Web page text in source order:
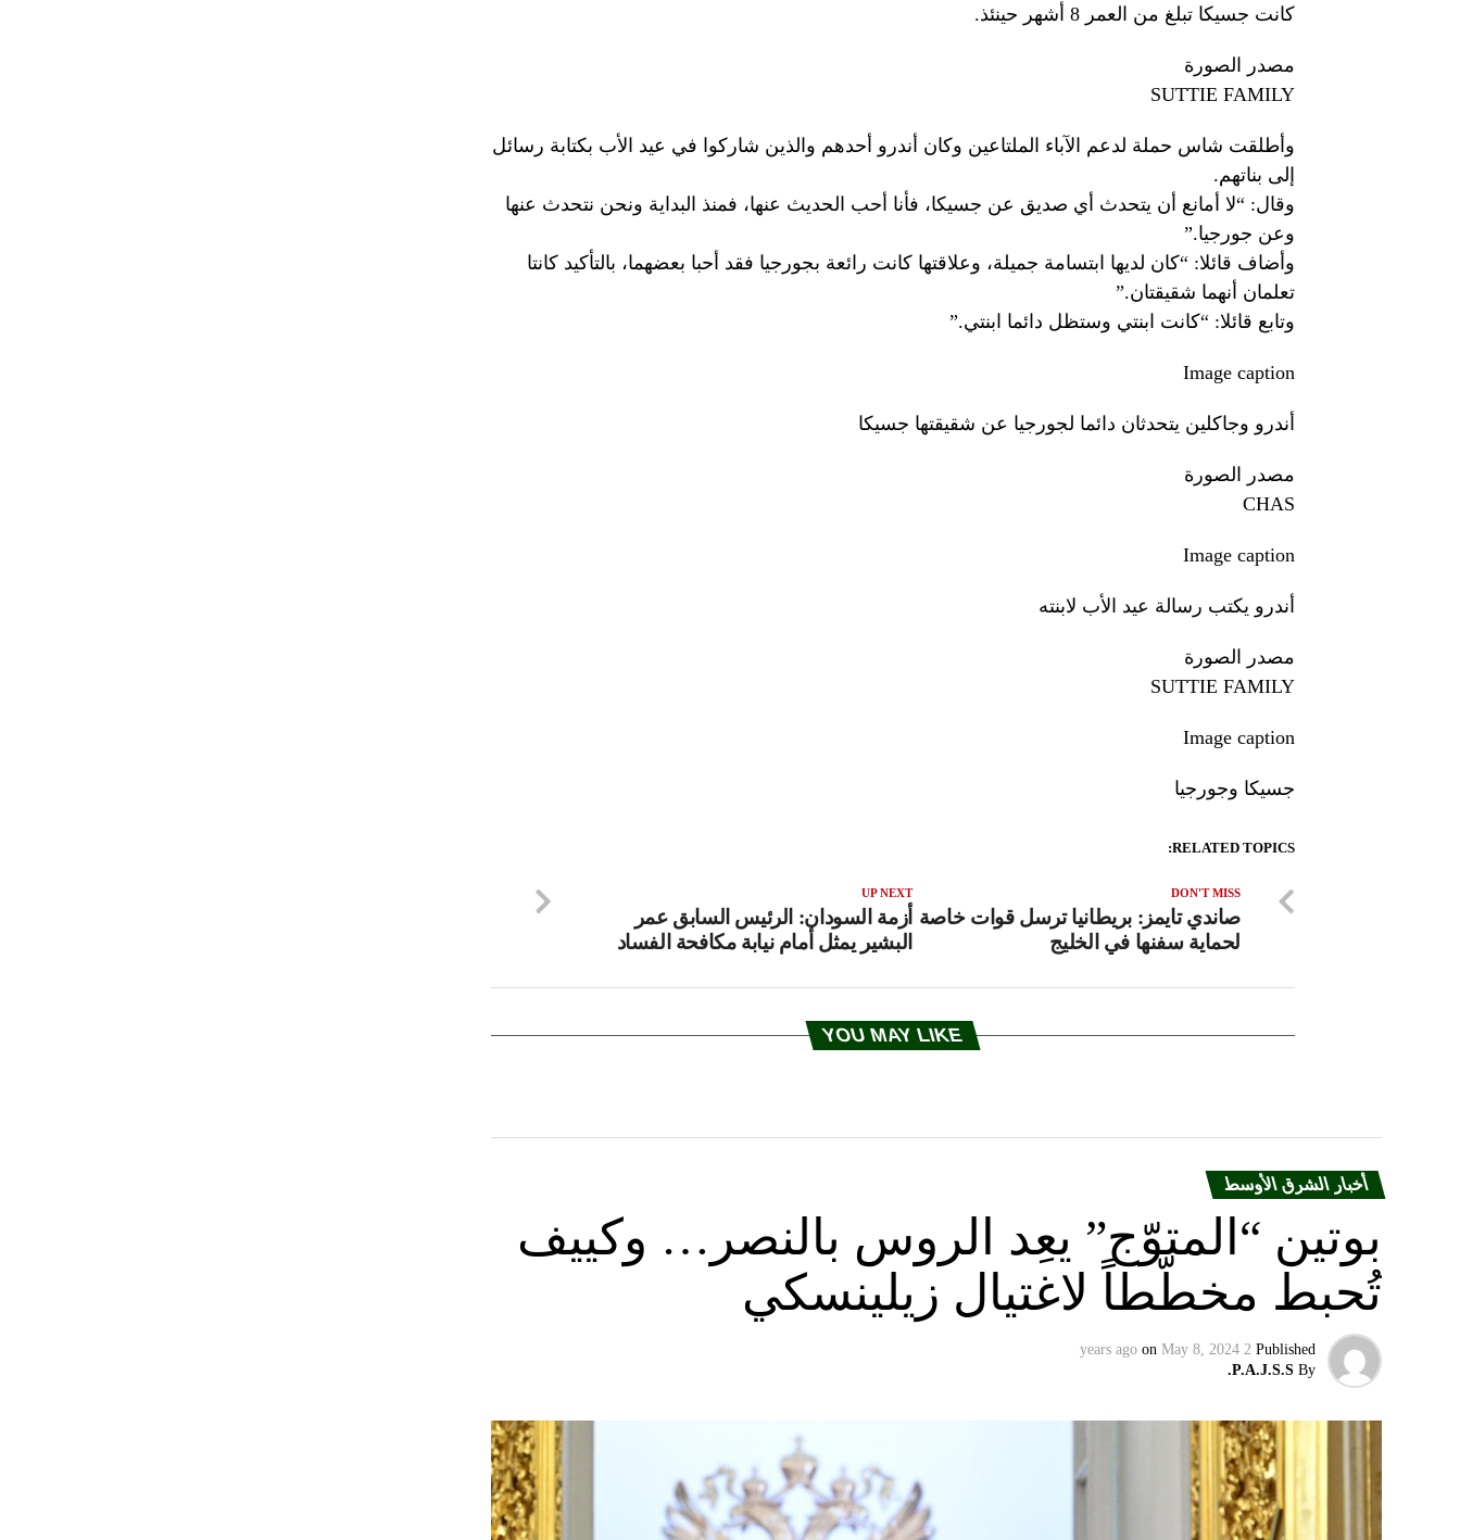
كانت جسيكا تبلغ من العمر 8 أشهر حينئذ.
مصدر الصورة
SUTTIE FAMILY
وأطلقت شاس حملة لدعم الآباء الملتاعين وكان أندرو أحدهم والذين شاركوا في عيد الأب بكتابة رسائل
إلى بناتهم.
وقال: “لا أمانع أن يتحدث أي صديق عن جسيكا، فأنا أحب الحديث عنها، فمنذ البداية ونحن نتحدث عنها
وعن جورجيا.”
وأضاف قائلا: “كان لديها ابتسامة جميلة، وعلاقتها كانت رائعة بجورجيا فقد أحبا بعضهما، بالتأكيد كانتا
تعلمان أنهما شقيقتان.”
وتابع قائلا: “كانت ابنتي وستظل دائما ابنتي.”
Image caption
أندرو وجاكلين يتحدثان دائما لجورجيا عن شقيقتها جسيكا
مصدر الصورة
CHAS
Image caption
أندرو يكتب رسالة عيد الأب لابنته
مصدر الصورة
SUTTIE FAMILY
Image caption
جسيكا وجورجيا
RELATED TOPICS:
UP NEXT
أزمة السودان: الرئيس السابق عمر
البشير يمثل أمام نيابة مكافحة الفساد
DON'T MISS
صاندي تايمز: بريطانيا ترسل قوات خاصة
لحماية سفنها في الخليج
YOU MAY LIKE
أخبار الشرق الأوسط
بوتين “المتوّج” يعِد الروس بالنصر… وكييف
تُحبط مخطّطاً لاغتيال زيلينسكي
Published
2 years ago
on May 8, 2024
By
P.A.J.S.S.